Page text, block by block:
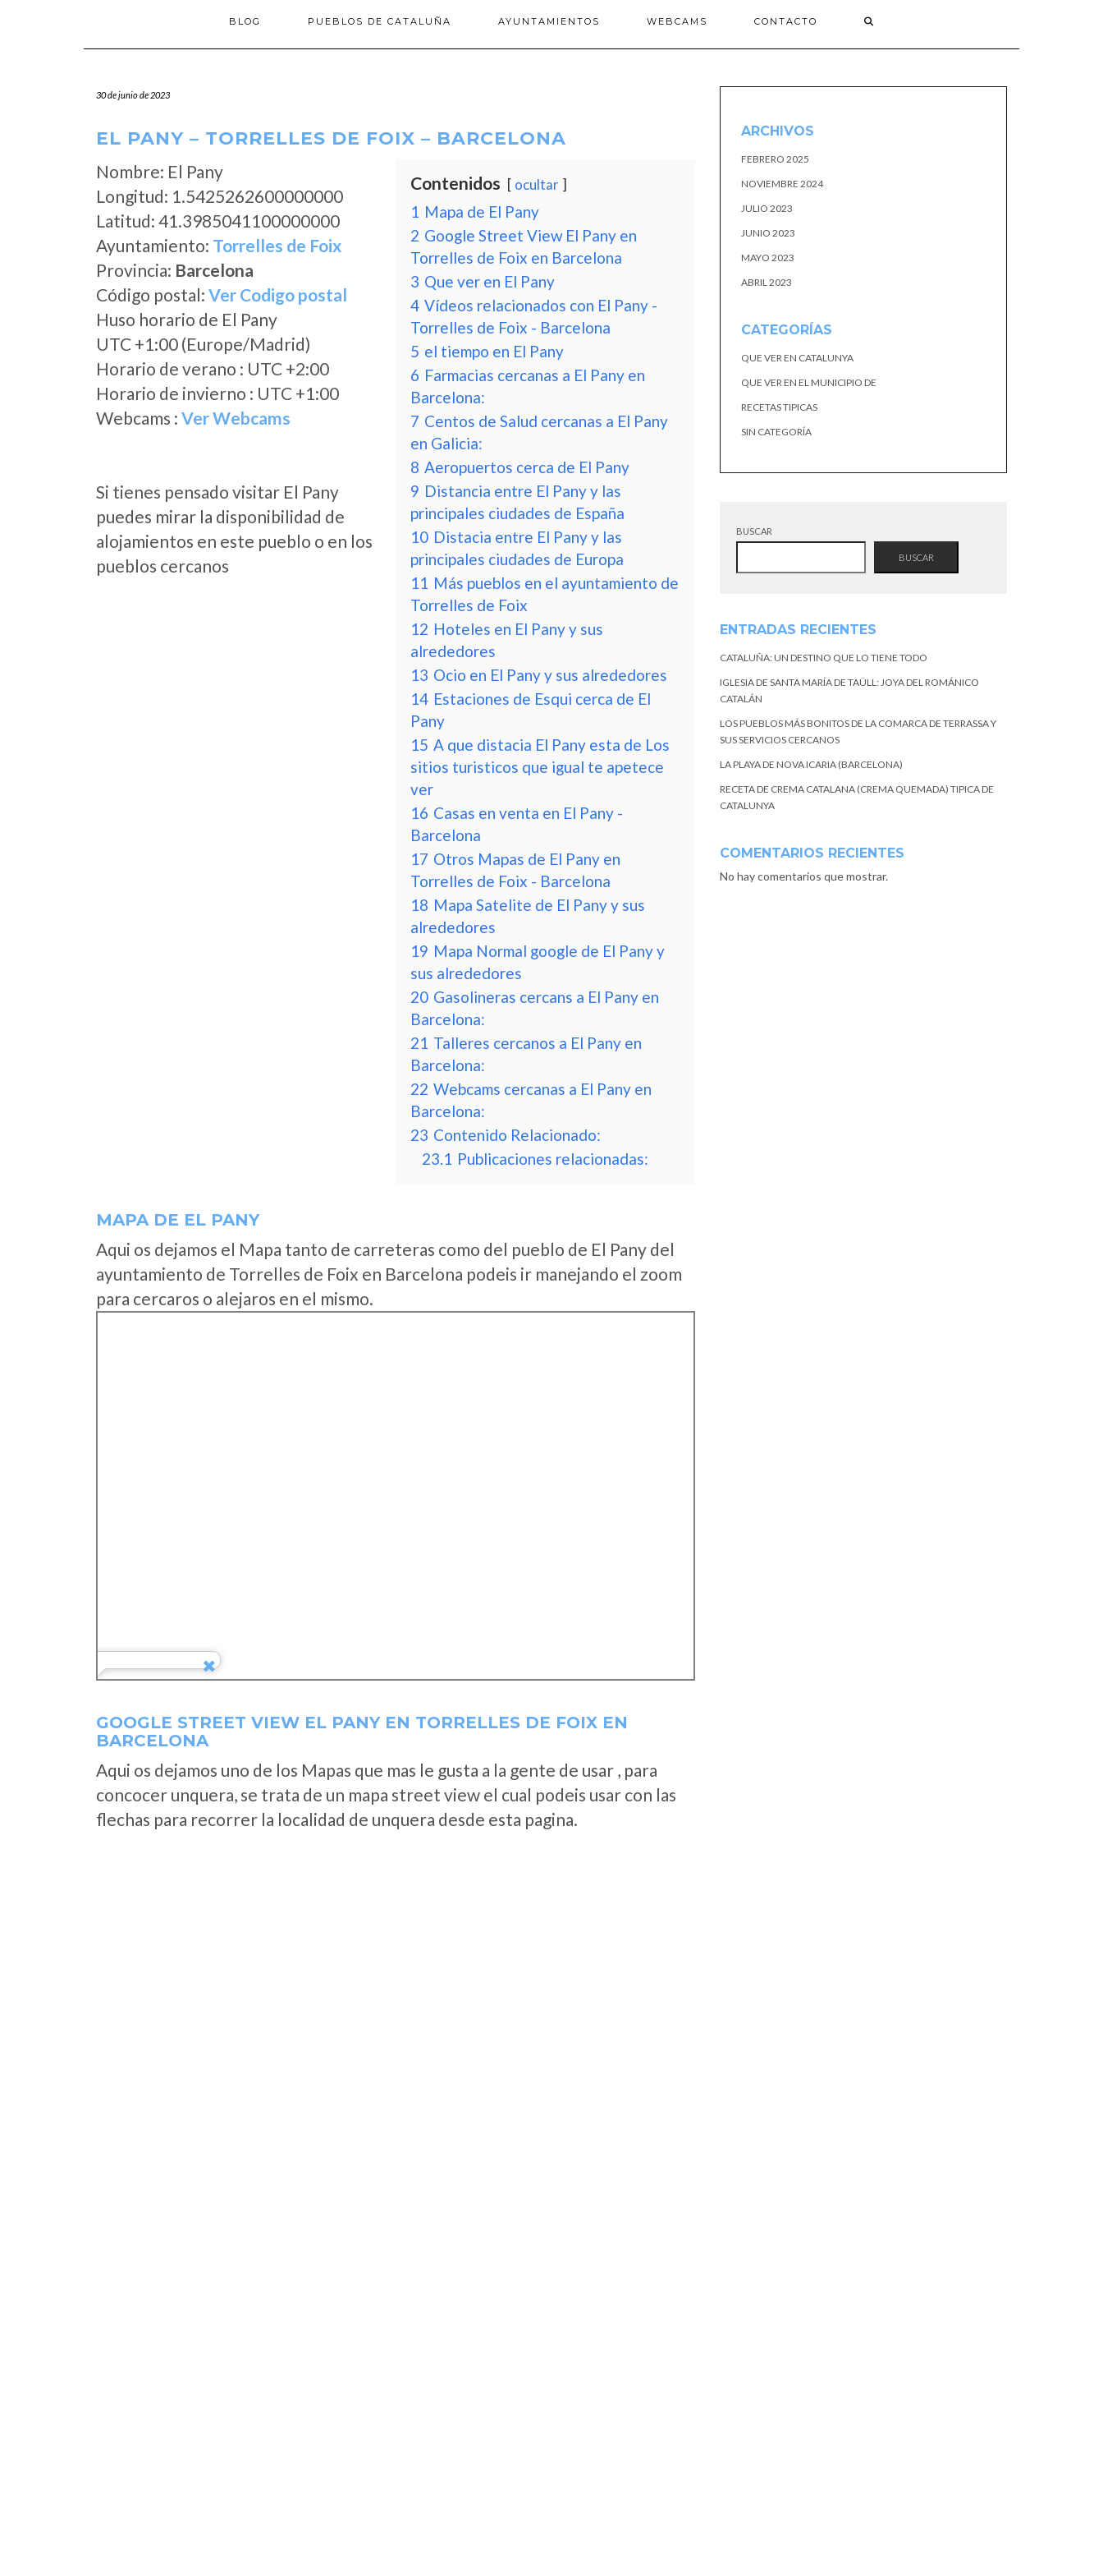
BLOG PUEBLOS DE CATALUÑA AYUNTAMIENTOS WEBCAMS CONTACTO
30 de junio de 2023
EL PANY – TORRELLES DE FOIX – BARCELONA
Nombre: El Pany
Longitud: 1.5425262600000000
Latitud: 41.3985041100000000
Ayuntamiento: Torrelles de Foix
Provincia: Barcelona
Código postal: Ver Codigo postal
Huso horario de El Pany
UTC +1:00 (Europe/Madrid)
Horario de verano : UTC +2:00
Horario de invierno : UTC +1:00
Webcams : Ver Webcams
Si tienes pensado visitar El Pany
puedes mirar la disponibilidad de
alojamientos en este pueblo o en los
pueblos cercanos
Contenidos ocultar
1 Mapa de El Pany
2 Google Street View El Pany en
Torrelles de Foix en Barcelona
3 Que ver en El Pany
4 Vídeos relacionados con El Pany -
Torrelles de Foix - Barcelona
5 el tiempo en El Pany
6 Farmacias cercanas a El Pany en
Barcelona:
7 Centos de Salud cercanas a El Pany
en Galicia:
8 Aeropuertos cerca de El Pany
9 Distancia entre El Pany y las
principales ciudades de España
10 Distacia entre El Pany y las
principales ciudades de Europa
11 Más pueblos en el ayuntamiento de
Torrelles de Foix
12 Hoteles en El Pany y sus
alrededores
13 Ocio en El Pany y sus alrededores
14 Estaciones de Esqui cerca de El
Pany
15 A que distacia El Pany esta de Los
sitios turisticos que igual te apetece
ver
16 Casas en venta en El Pany -
Barcelona
17 Otros Mapas de El Pany en
Torrelles de Foix - Barcelona
18 Mapa Satelite de El Pany y sus
alrededores
19 Mapa Normal google de El Pany y
sus alrededores
20 Gasolineras cercans a El Pany en
Barcelona:
21 Talleres cercanos a El Pany en
Barcelona:
22 Webcams cercanas a El Pany en
Barcelona:
23 Contenido Relacionado:
23.1 Publicaciones relacionadas:
MAPA DE EL PANY
Aqui os dejamos el Mapa tanto de carreteras como del pueblo de El Pany del
ayuntamiento de Torrelles de Foix en Barcelona podeis ir manejando el zoom
para cercaros o alejaros en el mismo.
GOOGLE STREET VIEW EL PANY EN TORRELLES DE FOIX EN
BARCELONA
Aqui os dejamos uno de los Mapas que mas le gusta a la gente de usar , para
concocer unquera, se trata de un mapa street view el cual podeis usar con las
flechas para recorrer la localidad de unquera desde esta pagina.
ARCHIVOS
FEBRERO 2025
NOVIEMBRE 2024
JULIO 2023
JUNIO 2023
MAYO 2023
ABRIL 2023
CATEGORÍAS
QUE VER EN CATALUNYA
QUE VER EN EL MUNICIPIO DE
RECETAS TIPICAS
SIN CATEGORÍA
BUSCAR
BUSCAR
ENTRADAS RECIENTES
CATALUÑA: UN DESTINO QUE LO TIENE TODO
IGLESIA DE SANTA MARÍA DE TAÜLL: JOYA DEL ROMÁNICO
CATALÁN
LOS PUEBLOS MÁS BONITOS DE LA COMARCA DE TERRASSA Y
SUS SERVICIOS CERCANOS
LA PLAYA DE NOVA ICARIA (BARCELONA)
RECETA DE CREMA CATALANA (CREMA QUEMADA) TIPICA DE
CATALUNYA
COMENTARIOS RECIENTES
No hay comentarios que mostrar.